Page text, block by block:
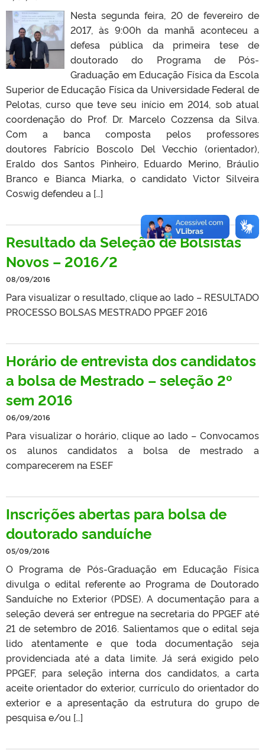
Nesta segunda feira, 20 de fevereiro de
2017, às 9:00h da manhã aconteceu a
defesa pública da primeira tese de
doutorado do Programa de Pós-
Graduação em Educação Física da Escola
Superior de Educação Física da Universidade Federal de
Pelotas, curso que teve seu início em 2014, sob atual
coordenação do Prof. Dr. Marcelo Cozzensa da Silva.
Com a banca composta pelos professores
doutores Fabrício Boscolo Del Vecchio (orientador),
Eraldo dos Santos Pinheiro, Eduardo Merino, Bráulio
Branco e Bianca Miarka, o candidato Victor Silveira
Coswig defendeu a […]
Resultado da Seleção de Bolsistas
Novos – 2016/2
08/09/2016
Para visualizar o resultado, clique ao lado – RESULTADO
PROCESSO BOLSAS MESTRADO PPGEF 2016
Horário de entrevista dos candidatos
a bolsa de Mestrado – seleção 2º
sem 2016
06/09/2016
Para visualizar o horário, clique ao lado – Convocamos
os alunos candidatos a bolsa de mestrado a
comparecerem na ESEF
Inscrições abertas para bolsa de
doutorado sanduíche
05/09/2016
O Programa de Pós-Graduação em Educação Física
divulga o edital referente ao Programa de Doutorado
Sanduíche no Exterior (PDSE). A documentação para a
seleção deverá ser entregue na secretaria do PPGEF até
21 de setembro de 2016. Salientamos que o edital seja
lido atentamente e que toda documentação seja
providenciada até a data limite. Já será exigido pelo
PPGEF, para seleção interna dos candidatos, a carta
aceite orientador do exterior, currículo do orientador do
exterior e a apresentação da estrutura do grupo de
pesquisa e/ou […]